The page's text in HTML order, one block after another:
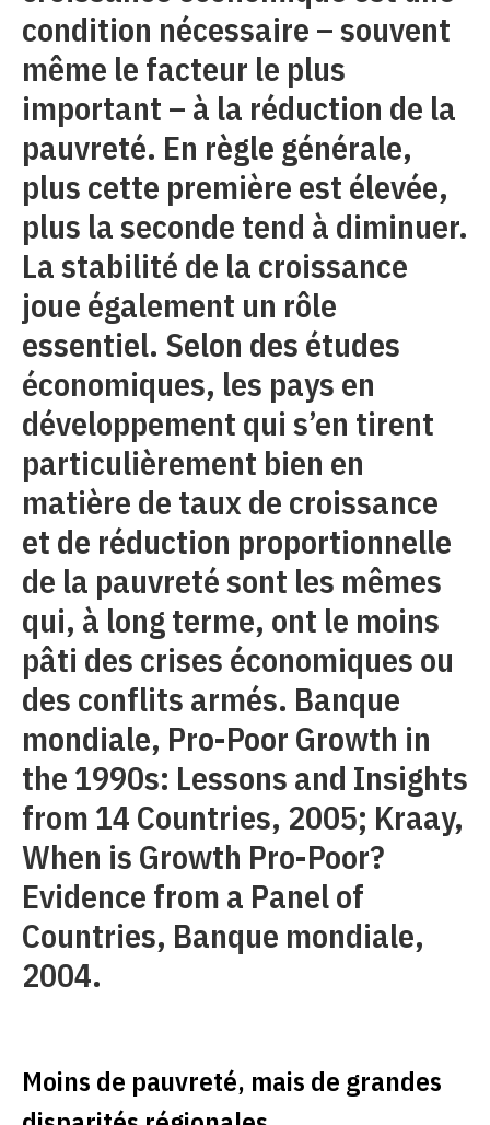
condition nécessaire – souvent
même le facteur le plus
important – à la réduction de la
pauvreté. En règle générale,
plus cette première est élevée,
plus la seconde tend à diminuer.
La stabilité de la croissance
joue également un rôle
essentiel. Selon des études
économiques, les pays en
développement qui s’en tirent
particulièrement bien en
matière de taux de croissance
et de réduction proportionnelle
de la pauvreté sont les mêmes
qui, à long terme, ont le moins
pâti des crises économiques ou
des conflits armés. Banque
mondiale, Pro-Poor Growth in
the 1990s: Lessons and Insights
from 14 Countries, 2005; Kraay,
When is Growth Pro-Poor?
Evidence from a Panel of
Countries, Banque mondiale,
2004.
Moins de pauvreté, mais de grandes